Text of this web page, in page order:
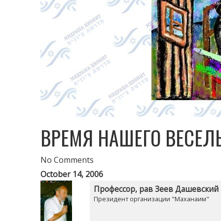
ВРЕМЯ НАШЕГО
No Comments
October 14, 2006
Профессор, рав Зеев Дашевский
Президент организации "Маханаим"